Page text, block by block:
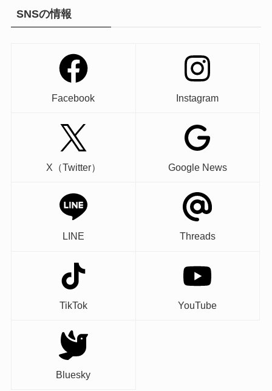
SNSの情報
Facebook Instagram
X（Twitter） Google News
LINE Threads
TikTok YouTube
Bluesky